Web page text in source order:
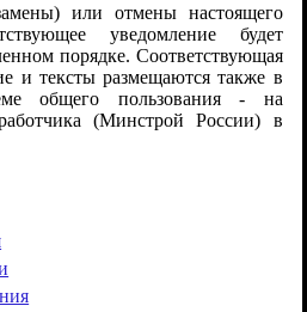
или отмены настоящего
уведомление будет
порядке. Соответствующая
и тексты размещаются также в
общего пользования - на
(Минстрой России) в